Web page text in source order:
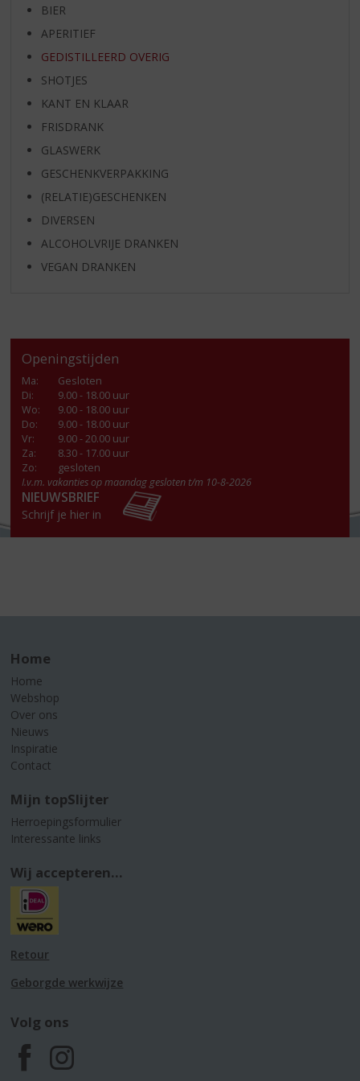
BIER
APERITIEF
GEDISTILLEERD OVERIG
SHOTJES
KANT EN KLAAR
FRISDRANK
GLASWERK
GESCHENKVERPAKKING
(RELATIE)GESCHENKEN
DIVERSEN
ALCOHOLVRIJE DRANKEN
VEGAN DRANKEN
Openingstijden
Ma:
Gesloten
Di:
9.00 - 18.00 uur
Wo:
9.00 - 18.00 uur
Do:
9.00 - 18.00 uur
Vr:
9.00 - 20.00 uur
Za:
8.30 - 17.00 uur
Zo:
gesloten
I.v.m. vakanties op maandag gesloten t/m 10-8-2026
NIEUWSBRIEF
Schrijf je hier in
Home
Home
Webshop
Over ons
Nieuws
Inspiratie
Contact
Mijn topSlijter
Herroepingsformulier
Interessante links
Wij accepteren...
Retour
Geborgde werkwijze
Volg ons
F
I